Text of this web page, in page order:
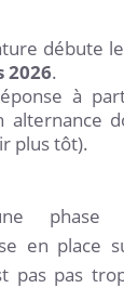
débute le
2026.
à
alternance
plus tôt).
phase
en place
pas pas